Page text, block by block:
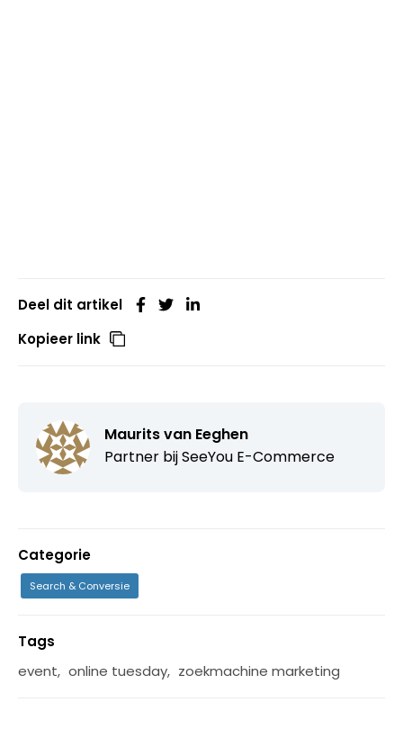
Deel dit artikel
Kopieer link
Maurits van Eeghen
Partner bijSeeYou E-Commerce
Categorie
Search & Conversie
Tags
event, online tuesday, zoekmachine marketing